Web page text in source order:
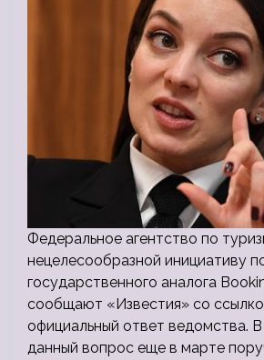
Федеральное агентство по
нецелесообразной инициативу
государственного аналога
сообщают «Известия» со
официальный ответ ведомства. В
данный вопрос еще в марте